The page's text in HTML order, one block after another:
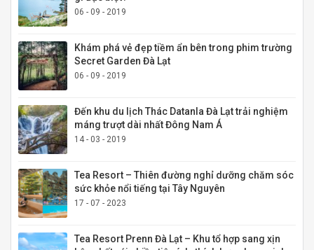
06 - 09 - 2019
Khám phá vẻ đẹp tiềm ẩn bên trong phim trường
Secret Garden Đà Lạt
06 - 09 - 2019
Đến khu du lịch Thác Datanla Đà Lạt trải nghiệm
máng trượt dài nhất Đông Nam Á
14 - 03 - 2019
Tea Resort – Thiên đường nghỉ dưỡng chăm sóc
sức khỏe nổi tiếng tại Tây Nguyên
17 - 07 - 2023
Tea Resort Prenn Đà Lạt – Khu tổ hợp sang xịn